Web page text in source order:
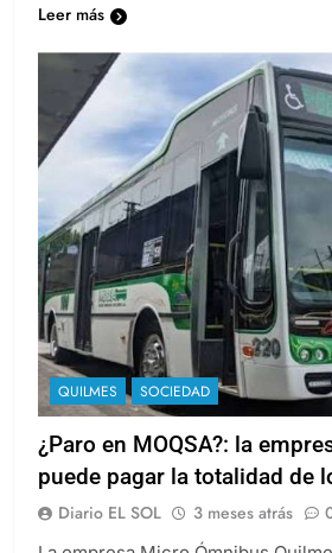
Leer más
QUILMES SOCIEDAD
¿Paro en MOQSA?: la
puede pagar la totalidad de
Diario EL SOL 3 meses atrás